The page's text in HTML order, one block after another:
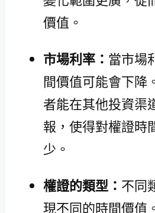
價值。
市場利率： 當市場
間價值可能會下降
者能在其他投資渠
報，使得對權證時
少。
權證的類型： 不同
現不同的時間價值